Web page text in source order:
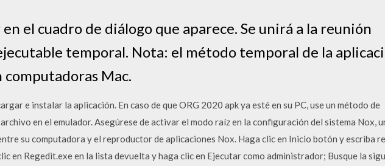
el cuadro de diálogo que aparece. Se unirá a la reunión
temporal. Nota: el método temporal de la
computadoras Mac.
e instalar la aplicación. En caso de que ORG 2020 apk ya esté en su PC, use un método de
en el emulador. Asegúrese de activar el modo raíz en la configuración del sistema Nox,
su computadora y el reproductor de aplicaciones Nox. Haga clic en Inicio botón y escriba
en Regedit.exe en la lista devuelta y haga clic en Ejecutar como administrador; Busque la